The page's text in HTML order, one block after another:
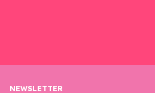
NEWSLETTER